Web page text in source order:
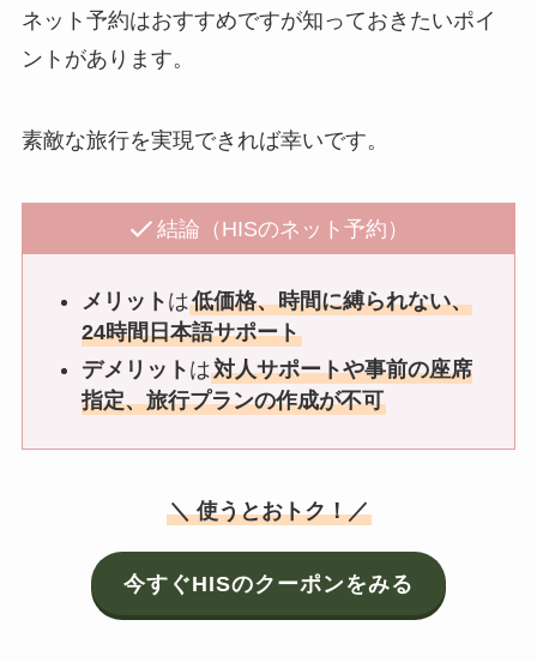
ネット予約はおすすめですが知っておきたいポイ
ントがあります。
素敵な旅行を実現できれば幸いです。
結論（HISのネット予約）
メリット は低価格、時間に縛られない、
24時間日本語サポート
デメリット は対人サポートや事前の座席
指定、旅行プランの作成が不可
＼ 使うとおトク！／
今すぐHISのクーポンをみる